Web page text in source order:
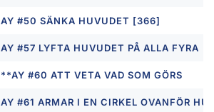
AY #50 SÄNKA HUVUDET [366]
AY #57 LYFTA HUVUDET PÅ ALLA FYRA
**AY #60 ATT VETA VAD SOM GÖRS
AY #61 ARMAR I EN CIRKEL OVANFÖR